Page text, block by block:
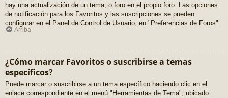
hay una actualización de un tema, o foro en el propio foro. Las opciones
de notificación para los Favoritos y las suscripciones se pueden
configurar en el Panel de Control de Usuario, en "Preferencias de Foros".
Arriba
¿Cómo marcar Favoritos o suscribirse a temas
específicos?
Puede marcar o suscribirse a un tema específico haciendo clic en el
enlace correspondiente en el menú "Herramientas de Tema", ubicado